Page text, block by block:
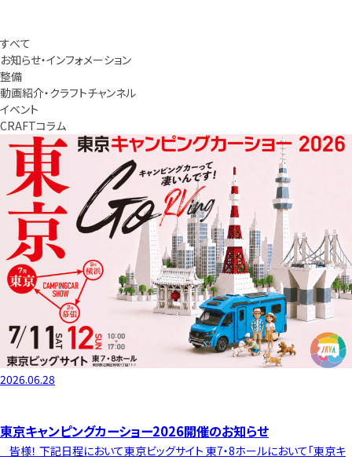
すべて
お知らせ・インフォメーション
整備
動画紹介・クラフトチャンネル
イベント
CRAFTコラム
2026.06.28
東京キャンピングカーショー2026開催のお知らせ
皆様！ 下記日程において東京ビッグサイト 東7・8ホールにおいて「東京キ